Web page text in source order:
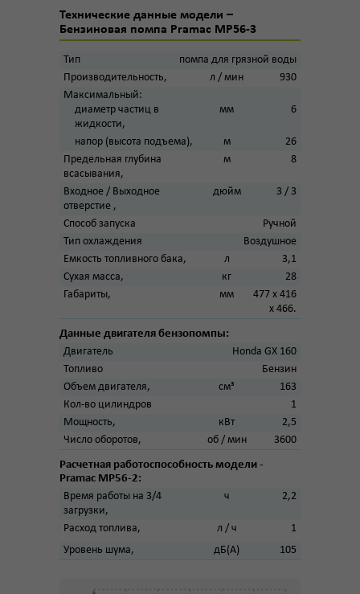
Технические данные модели –
Бензиновая помпа Pramac MP56-3
Тип
помпа для грязной воды
Производительность,
л / мин
930
Максимальный:
диаметр частиц в
жидкости,
мм 6
напор (высота подъема), м
26
Предельная глубина
всасывания,
м 8
Входное / Выходное
отверстие ,
дюйм 3 / 3
Способ запуска
Ручной
Тип охлаждения
Воздушное
Емкость топливного бака,
л
3,1
Сухая масса,
кг
28
Габариты,
мм
477 х 416
х 466.
Данные двигателя бензопомпы:
Двигатель
Honda GX 160
Топливо
Бензин
Объем двигателя,
см³
163
Кол-во цилиндров
1
Мощность,
кВт
2,5
Число оборотов,
об / мин 3600
Расчетная работоспособность модели -
Pramac MP56-2:
Время работы на 3/4
загрузки,
ч 2,2
Расход топлива, л / ч
1
Уровень шума,
дБ(А) 105